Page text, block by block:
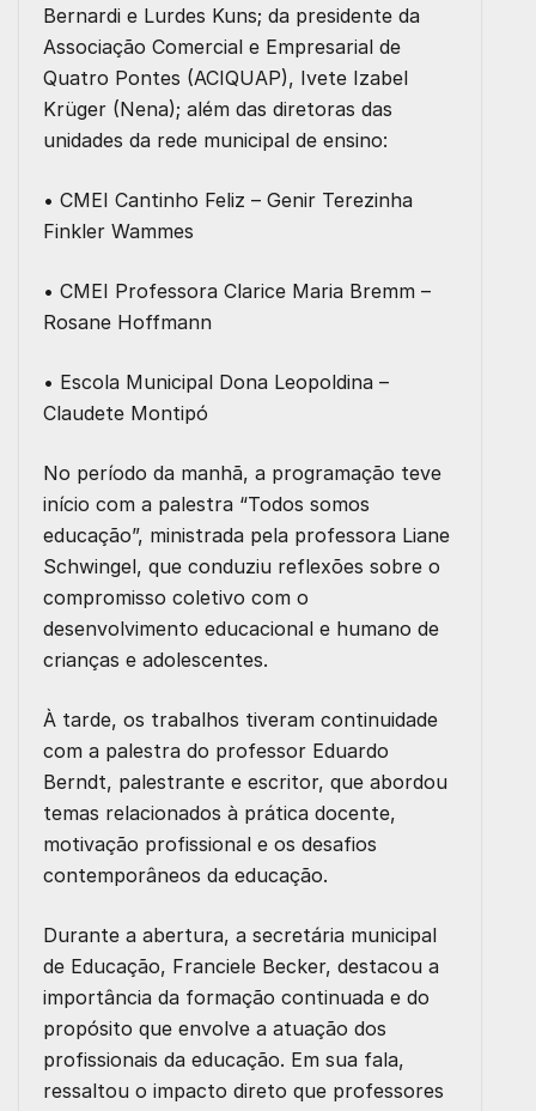
Bernardi e Lurdes Kuns; da presidente da
Associação Comercial e Empresarial de
Quatro Pontes (ACIQUAP), Ivete Izabel
Krüger (Nena); além das diretoras das
unidades da rede municipal de ensino:
• CMEI Cantinho Feliz – Genir Terezinha
Finkler Wammes
• CMEI Professora Clarice Maria Bremm –
Rosane Hoffmann
• Escola Municipal Dona Leopoldina –
Claudete Montipó
No período da manhã, a programação teve
início com a palestra “Todos somos
educação”, ministrada pela professora Liane
Schwingel, que conduziu reflexões sobre o
compromisso coletivo com o
desenvolvimento educacional e humano de
crianças e adolescentes.
À tarde, os trabalhos tiveram continuidade
com a palestra do professor Eduardo
Berndt, palestrante e escritor, que abordou
temas relacionados à prática docente,
motivação profissional e os desafios
contemporâneos da educação.
Durante a abertura, a secretária municipal
de Educação, Franciele Becker, destacou a
importância da formação continuada e do
propósito que envolve a atuação dos
profissionais da educação. Em sua fala,
ressaltou o impacto direto que professores